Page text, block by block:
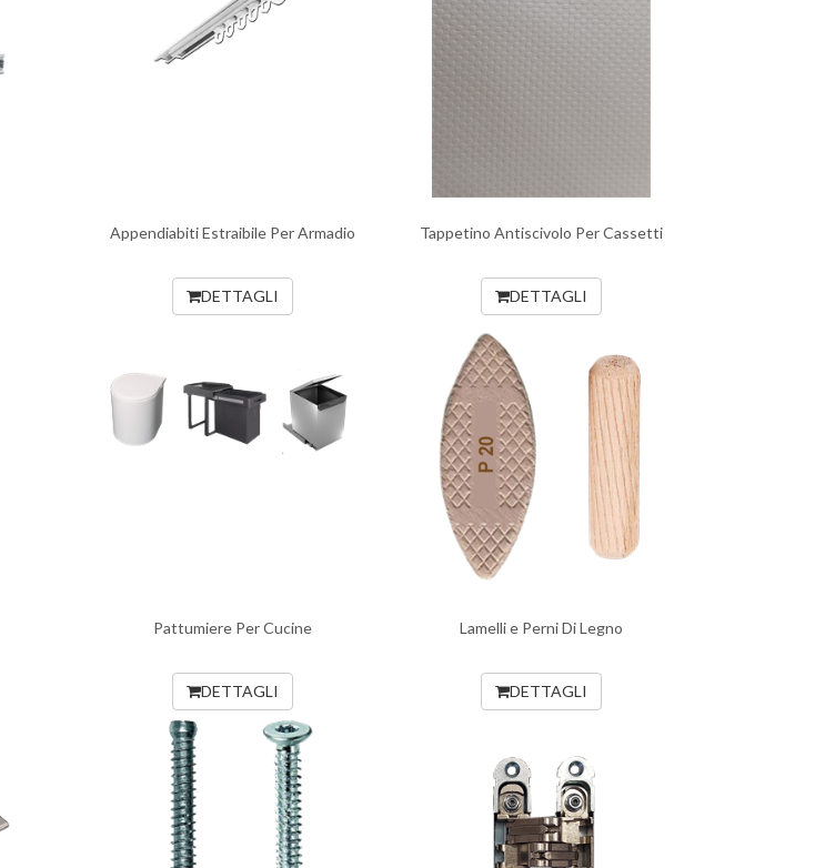
Appendiabiti Estraibile Per Armadio
DETTAGLI
Tappetino Antiscivolo Per Cassetti
DETTAGLI
Pattumiere Per Cucine
DETTAGLI
Lamelli e Perni Di Legno
DETTAGLI